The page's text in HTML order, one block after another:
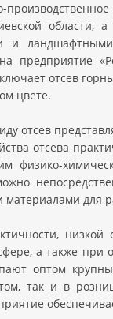
области, а
и
предприятие
отсев
цвете.
отсев
отсева
физико-
материалами для
а также при
оптом
так и в